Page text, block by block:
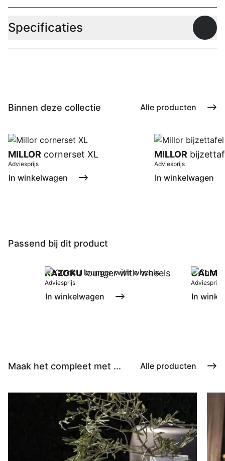
Specificaties
Binnen deze collectie Alle producten
MILLOR cornerset XL
Adviesprijs
In winkelwagen
MILLOR
Adviesprijs
In winkelwagen
Passend bij dit product
KAZOKUlounger with wheels
Adviesprijs
In winkelwagen
CALMA
Adviesprijs
In
Maak het compleet met ... Alle producten